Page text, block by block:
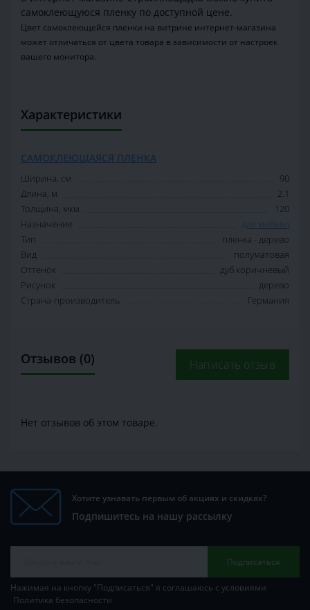
самоклеющуюся пленку по доступной цене.
Цвет самоклеющейся пленки на витрине интернет-магазина
может отличаться от цвета товара в зависимости от настроек
вашего монитора.
Характеристики
САМОКЛЕЮЩАЯСЯ ПЛЕНКА
Ширина, см
90
Длина, м
2.1
Толщина, мкм
120
Назначение
для мебели
Тип
пленка - дерево
Вид
полуматовая
Оттенок
дуб коричневый
Рисунок
дерево
Страна-производитель
Германия
Отзывов (0) Написать отзыв
Нет отзывов об этом товаре.
Хотите узнавать первым об акциях и скидках?
Подпишитесь на нашу рассылку
Подписаться
Нажимая на кнопку "Подписаться" я соглашаюсь с условиями
Политика безопасности